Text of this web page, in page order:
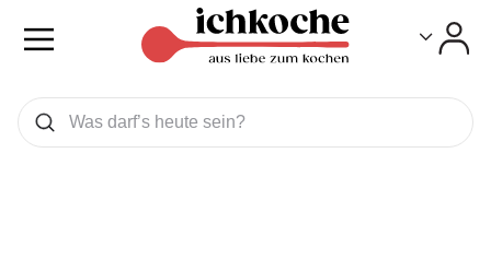
Was wollen Sie suchen
Suchen